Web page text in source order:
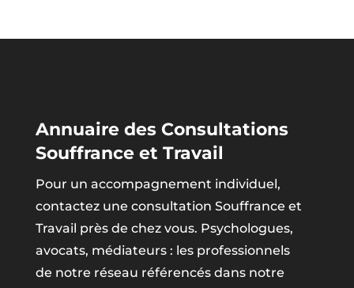
Annuaire des Consultations
Souffrance et Travail
Pour un accompagnement individuel,
contactez une consultation Souffrance et
Travail près de chez vous. Psychologues,
avocats, médiateurs : les professionnels
de notre réseau référencés dans notre